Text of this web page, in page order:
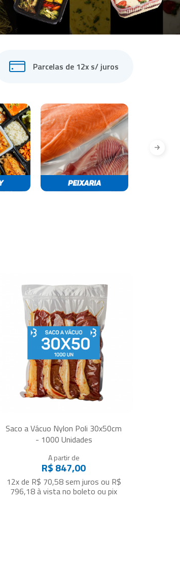
Parcelas de 12x s/ juros
Saco a Vácuo Nylon Poli 30x50cm
- 1000 Unidades
A partir de
R$ 847,00
12x de R$ 70,58 sem juros ou R$
796,18à vista no boleto ou pix